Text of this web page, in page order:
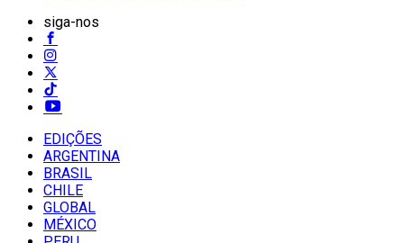
siga-nos
EDIÇÕES
ARGENTINA
BRASIL
CHILE
GLOBAL
MÉXICO